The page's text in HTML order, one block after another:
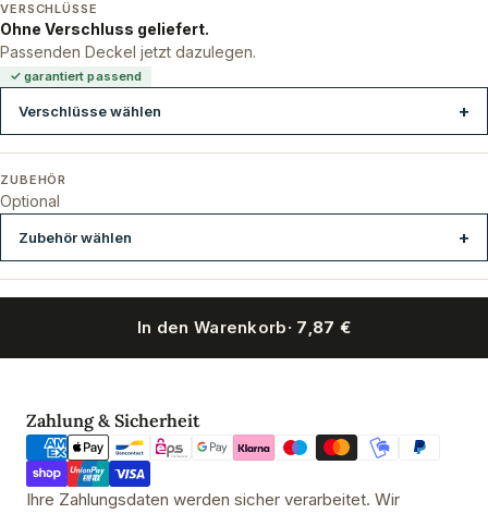
VERSCHLÜSSE
Ohne Verschluss geliefert.
Passenden Deckel jetzt dazulegen.
✓ garantiert passend
Verschlüsse wählen
ZUBEHÖR
Optional
Zubehör wählen
In den Warenkorb· 7,87 €
Zahlung & Sicherheit
Zahlungsmethoden
Ihre Zahlungsdaten werden sicher verarbeitet. Wir